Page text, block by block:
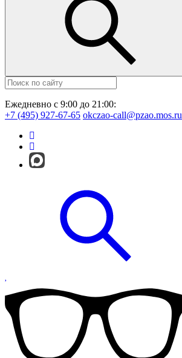
Ежедневно с 9:00 до 21:00:
+7 (495) 927-67-65 okczao-call@pzao.mos.ru